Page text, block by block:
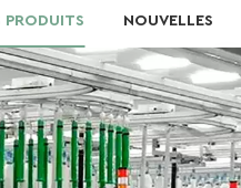
PRODUITS NOUVELLES